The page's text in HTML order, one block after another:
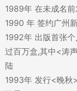
1989年 在未成名
1990 年 签约广州
1992年 出版首张
过百万盒,其中<涛
陆
1993年 发行<晚秋